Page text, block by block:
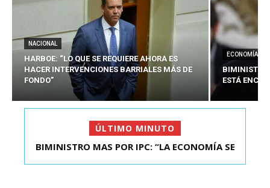
NACIONAL
HARBOE: “LO QUE SE REQUIERE AHORA ES
HACER INTERVENCIONES BARRIALES MÁS DE
FONDO”
ECONOMÍA
BIMINISTRO
ESTÁ
ÚLTIMO MINUTO
KAST SE REUNIÓ CON EL PRESIDENTE ELECTO DE
BIMINISTRO MAS POR IPC: “LA ECONOMÍA SE